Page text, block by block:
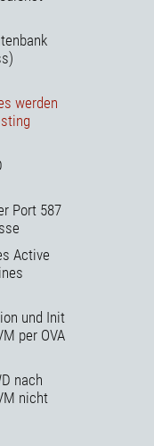
werden
Port 587
Active
und Init
per OVA
nach
nicht